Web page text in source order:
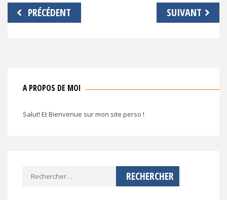
Navigation
de
PRÉCÉDENT SUIVANT
A PROPOS DE MOI
Salut! Et Bienvenue sur mon site perso !
Rechercher :